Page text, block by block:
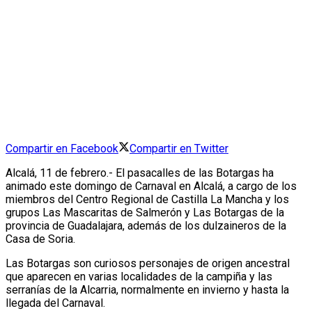
Compartir en Facebook
Compartir en Twitter
Alcalá, 11 de febrero.- El pasacalles de las Botargas ha
animado este domingo de Carnaval en Alcalá, a cargo de los
miembros del Centro Regional de Castilla La Mancha y los
grupos Las Mascaritas de Salmerón y Las Botargas de la
provincia de Guadalajara, además de los dulzaineros de la
Casa de Soria.
Las Botargas son curiosos personajes de origen ancestral
que aparecen en varias localidades de la campiña y las
serranías de la Alcarria, normalmente en invierno y hasta la
llegada del Carnaval.